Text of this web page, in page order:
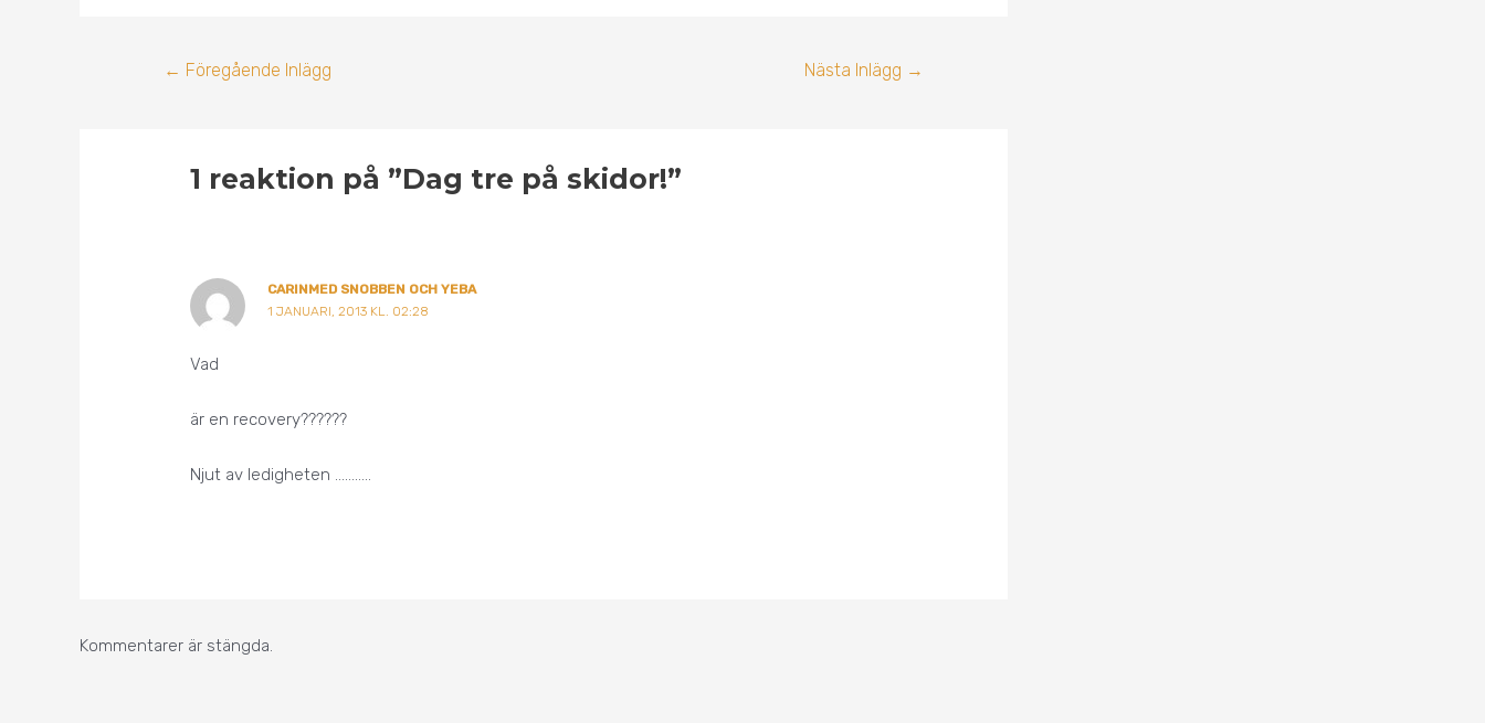
← Föregående Inlägg Nästa Inlägg →
1 reaktion på ”Dag tre på skidor!”
CARINMED SNOBBEN OCH YEBA
1 JANUARI, 2013 KL. 02:28
Vad
är en recovery??????
Njut av ledigheten ………..
Kommentarer är stängda.